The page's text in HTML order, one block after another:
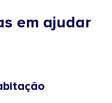
em ajudar